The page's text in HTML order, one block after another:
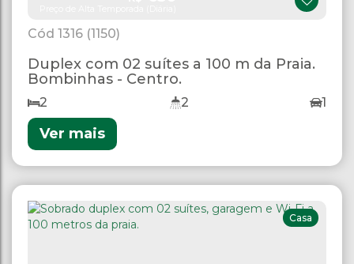
1316 (1150)
Duplex com 02 suítes a 100 m da Praia.
Bombinhas - Centro.
2 2 1
Ver mais
Casa